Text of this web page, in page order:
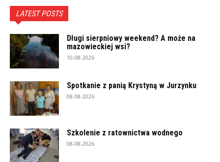
LATEST POSTS
Długi sierpniowy weekend? A może na
mazowieckiej wsi?
10-08-2026
Spotkanie z panią Krystyną w Jurzynku
08-08-2026
Szkolenie z ratownictwa wodnego
08-08-2026